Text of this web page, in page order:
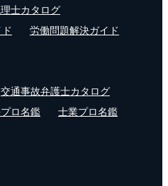
士カタログ
労働問題解決ガイド
交通事故弁護士カタログ
ロ名鑑
士業プロ名鑑